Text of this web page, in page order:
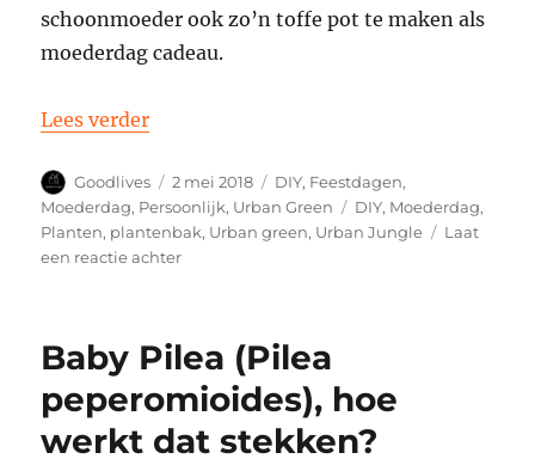
schoonmoeder ook zo’n toffe pot te maken als
moederdag cadeau.
Lees verder“DIY moederdag cadeau 2018”
Auteur
Goodlives
Geplaatst
op
2 mei 2018 Categorieën
DIY, Feestdagen,
Moederdag, Persoonlijk, Urban Green Tags
DIY, Moederdag,
Planten, plantenbak, Urban green, Urban Jungle
Laat
een reactie achterop
2018
Baby Pilea (Pilea
peperomioides), hoe
werkt dat stekken?